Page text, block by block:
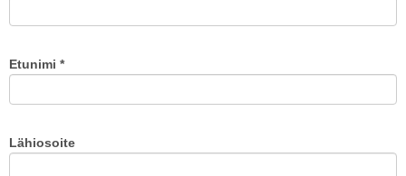
Etunimi *
Lähiosoite